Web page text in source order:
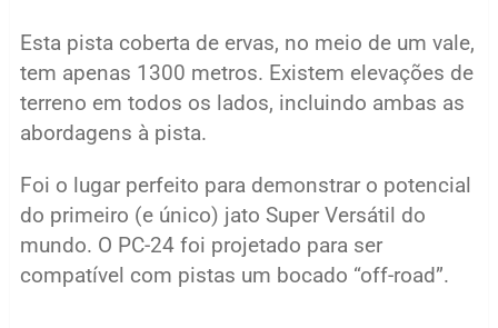
Esta pista coberta de ervas, no meio de um vale,
tem apenas 1300 metros. Existem elevações de
terreno em todos os lados, incluindo ambas as
abordagens à pista.
Foi o lugar perfeito para demonstrar o potencial
do primeiro (e único) jato Super Versátil do
mundo. O PC-24 foi projetado para ser
compatível com pistas um bocado “off-road”.